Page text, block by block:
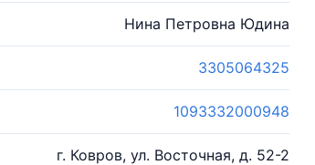
Нина Петровна Юдина
3305064325
1093332000948
г. Ковров, ул. Восточная, д. 52-2